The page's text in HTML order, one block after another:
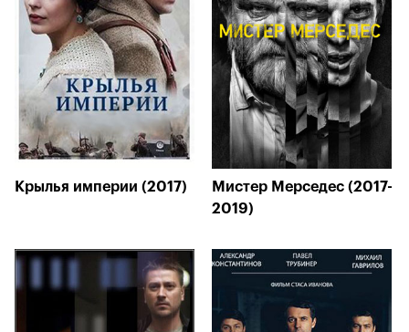
Крылья империи (2017)
Мистер Мерседес (2017-
2019)